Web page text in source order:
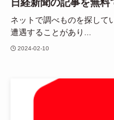
日経新聞の記事を無
ネットで調べものを探して
遭遇することがあり...
2024-02-10